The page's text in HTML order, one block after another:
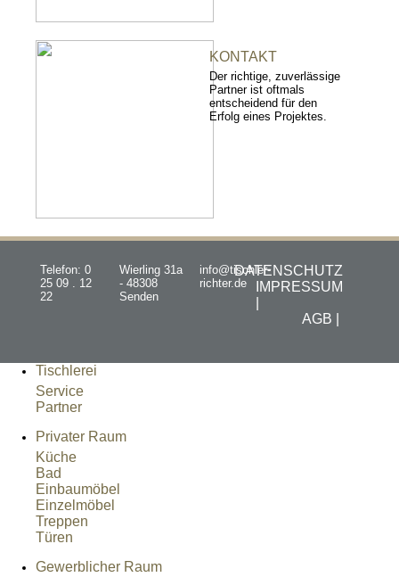
KONTAKT
Der richtige, zuverlässige
Partner ist oftmals
entscheidend für den
Erfolg eines Projektes.
Telefon: 0
25 09 . 12
22
Wierling 31a
- 48308
Senden
info@tischler-
richter.de
DATENSCHUTZ
IMPRESSUM
AGB |
Tischlerei
Service
Partner
Privater Raum
Küche
Bad
Einbaumöbel
Einzelmöbel
Treppen
Türen
Gewerblicher Raum